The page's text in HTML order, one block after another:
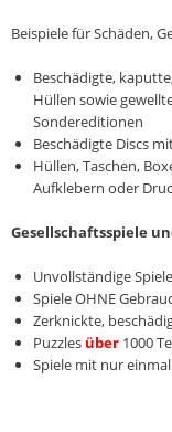
Beispiele für Schäden,
Beschädigte,
Hüllen sowie
Sondereditionen
Beschädigte Discs
Hüllen, Taschen,
Aufklebern oder
Gesellschaftsspiele
Unvollständige
Spiele OHNE
Zerknickte,
Puzzles über 1000
Spiele mit nur